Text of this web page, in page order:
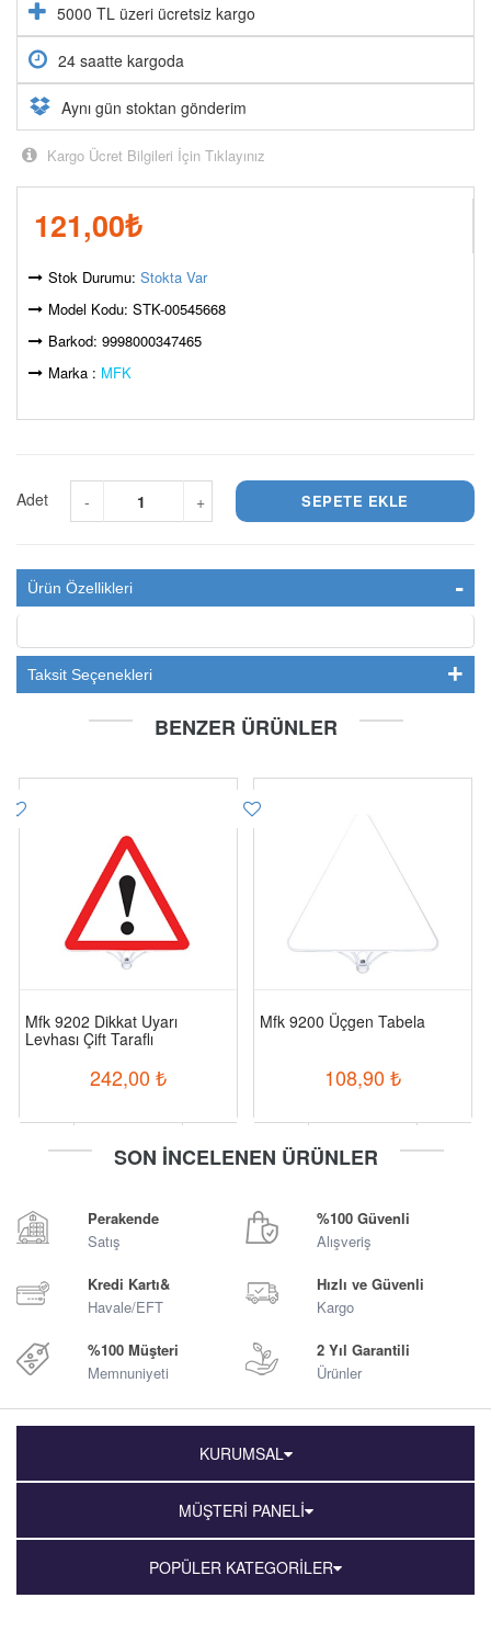
5000 TL üzeri ücretsiz kargo
24 saatte kargoda
Aynı gün stoktan gönderim
Kargo Ücret Bilgileri İçin Tıklayınız
121,00₺
Stok Durumu: Stokta Var
Model Kodu: STK-00545668
Barkod: 9998000347465
Marka : MFK
Adet +
-
Ürün Özellikleri
Taksit Seçenekleri
BENZER ÜRÜNLER
Mfk 9202 Dikkat Uyarı
Levhası Çift Taraflı
242,00 ₺
Mfk 9200 Üçgen Tabela
108,90 ₺
SON İNCELENEN ÜRÜNLER
Perakende
Satış
%100 Güvenli
Alışveriş
Kredi Kartı&
Havale/EFT
Hızlı ve Güvenli
Kargo
%100 Müşteri
Memnuniyeti
2 Yıl Garantili
Ürünler
KURUMSAL
MÜŞTERİ PANELİ
POPÜLER KATEGORİLER